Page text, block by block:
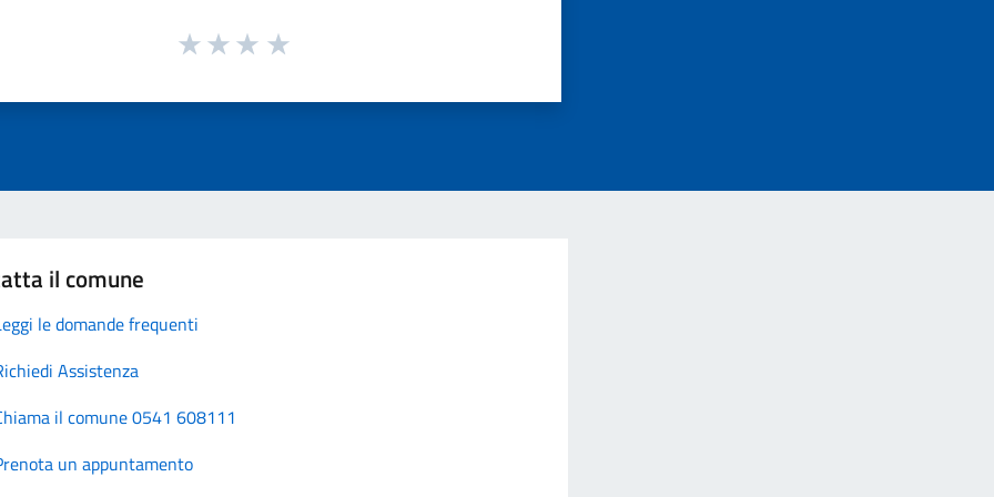
il comune
le domande frequenti
Assistenza
il comune 0541 608111
un appuntamento